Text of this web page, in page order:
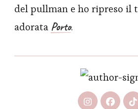
del pullman e ho ripreso il
adorata Porto.